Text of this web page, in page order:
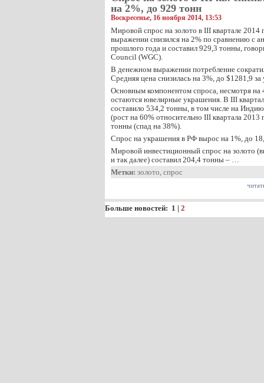
на 2%, до 929 тонн
Воскресенье, 16 ноября 2014, 13:53
Мировой спрос на золото в III квартале 2014
выражении снизился на 2% по сравнению с
прошлого года и составил 929,3 тонны,
Council (WGC).
В денежном выражении потребление
Средняя цена снизилась на 3%, до $1281,9
Основным компонентом спроса, несмотря на
остаются ювелирные украшения. В III
составило 534,2 тонны, в том числе на
(рост на 60% относительно III квартала 2013
тонны (спад на 38%).
Спрос на украшения в РФ вырос на 1%, до
Мировой инвестиционный спрос на золото
и так далее) составил 204,4 тонны – …
Метки: золото, спрос
Больше новостей: 1 | 2